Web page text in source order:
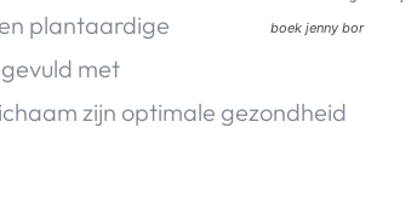
boek jenny bor
plantaardige
met
zijn optimale gezondheid